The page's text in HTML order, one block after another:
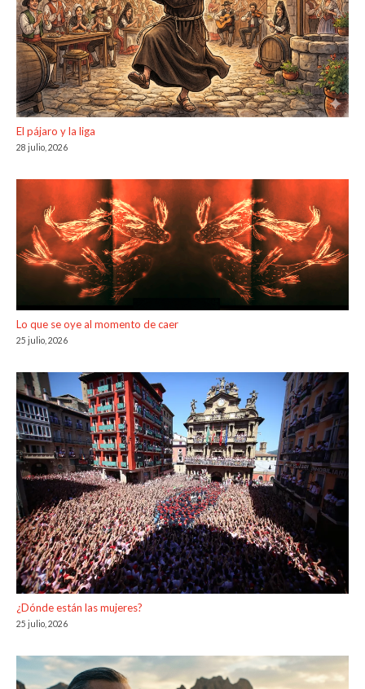
El pájaro y la liga
28 julio, 2026
Lo que se oye al momento de caer
25 julio, 2026
¿Dónde están las mujeres?
25 julio, 2026